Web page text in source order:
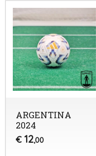
ARGENTINA
2024
€ 12,00